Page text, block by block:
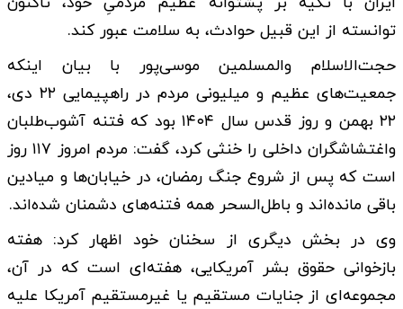
توانسته از این قبیل حوادث، به سلامت عبور کند.
حجت‌الاسلام والمسلمین موسی‌پور با بیان اینکه
جمعیت‌های عظیم و میلیونی مردم در راهپیمایی ۲۲ دی،
۲۲ بهمن و روز قدس سال ۱۴۰۴ بود که فتنه آشوب‌طلبان
واغتشاشگران داخلی را خنثی کرد، گفت: مردم امروز ۱۱۷ روز
است که پس از شروع جنگ رمضان، در خیابان‌ها و میادین
باقی مانده‌اند و باطل‌السحر همه فتنه‌های دشمنان شده‌اند.
وی در بخش دیگری از سخنان خود اظهار کرد: هفته
بازخوانی حقوق بشر آمریکایی، هفته‌ای است که در آن،
مجموعه‌ای از جنایات مستقیم یا غیرمستقیم آمریکا علیه